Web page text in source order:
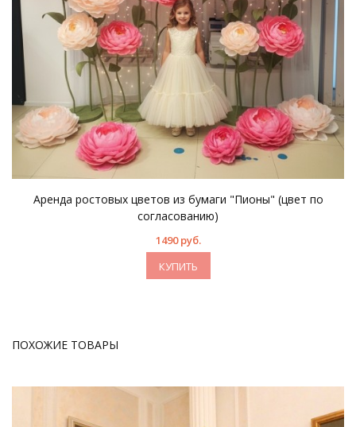
Аренда ростовых цветов из бумаги "Пионы" (цвет по
согласованию)
1490 руб.
КУПИТЬ
ПОХОЖИЕ ТОВАРЫ